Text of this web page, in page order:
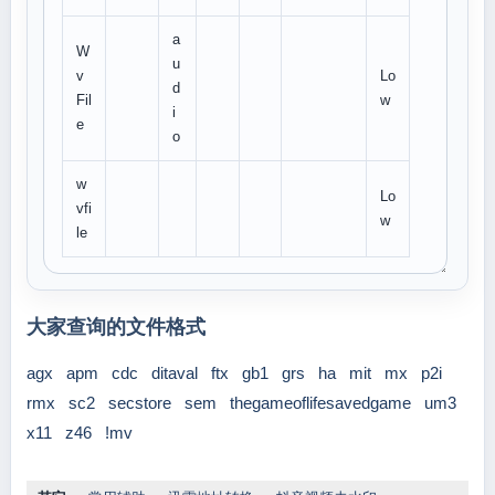
W
v
Fil
e
a
u
d
i
o
Lo
w
w
vfi
le
Lo
w
大家查询的文件格式
agx apm cdc ditaval ftx gb1 grs ha mit mx
p2i
rmx
sc2 secstore sem thegameoflifesavedgame
um3
x11
z46 !mv